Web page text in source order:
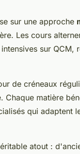
sur une approche
Les cours
sur QCM,
de créneaux
Chaque matière
qui adaptent
atout :